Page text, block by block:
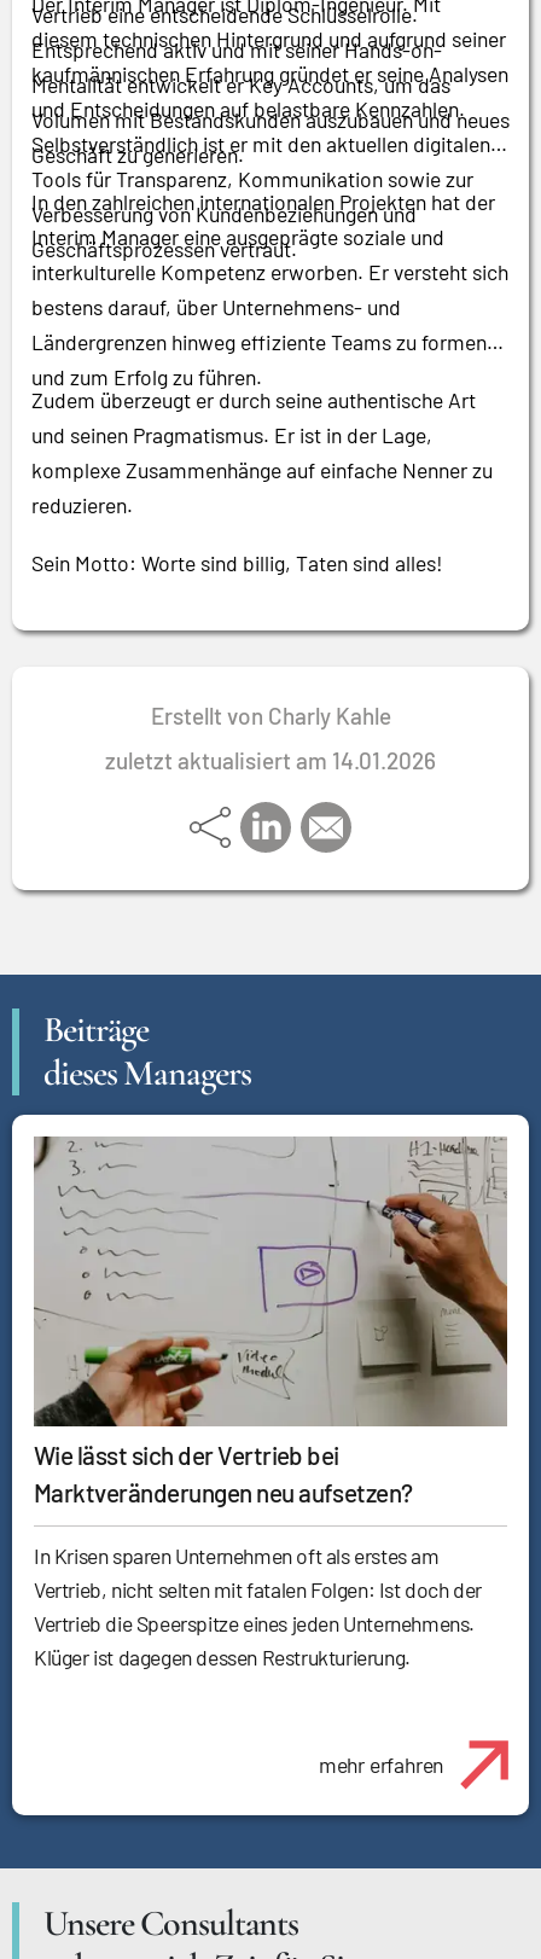
Vertrieb eine entscheidende Schlüsselrolle.
Entsprechend aktiv und mit seiner Hands-on-
Mentalität entwickelt er Key Accounts, um das
Volumen mit Bestandskunden auszubauen und neues
Geschäft zu generieren.
diesem technischen Hintergrund und aufgrund seiner
kaufmännischen Erfahrung gründet er seine Analysen
und Entscheidungen auf belastbare Kennzahlen.
Selbstverständlich ist er mit den aktuellen digitalen
Tools für Transparenz, Kommunikation sowie zur
Verbesserung von Kundenbeziehungen und
Geschäftsprozessen vertraut.
In den zahlreichen internationalen Projekten hat der
Interim Manager eine ausgeprägte soziale und
interkulturelle Kompetenz erworben. Er versteht sich
bestens darauf, über Unternehmens- und
Ländergrenzen hinweg effiziente Teams zu formen
und zum Erfolg zu führen.
Zudem überzeugt er durch seine authentische Art
und seinen Pragmatismus. Er ist in der Lage,
komplexe Zusammenhänge auf einfache Nenner zu
reduzieren.
Sein Motto: Worte sind billig, Taten sind alles!
Erstellt von Charly Kahle
zuletzt aktualisiert am 14.01.2026
Beiträge
dieses Managers
Wie lässt sich der Vertrieb bei
Marktveränderungen neu aufsetzen?
In Krisen sparen Unternehmen oft als erstes am
Vertrieb, nicht selten mit fatalen Folgen: Ist doch der
Vertrieb die Speerspitze eines jeden Unternehmens.
Klüger ist dagegen dessen Restrukturierung.
mehr erfahren
Unsere Consultants